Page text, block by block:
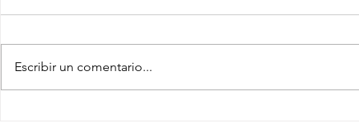
Escribir un comentario...